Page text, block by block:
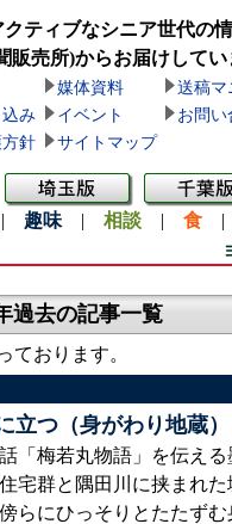
ティブなシニア世代の
販売所)からお届けしてい
媒体資料
送稿マ
み
イベント
お問い
針
サイトマップ
趣味 | 相談 | 食
過去の記事一覧
おります。
立つ（身がわり地蔵）
「梅若丸物語」を伝え
宅群と隅田川に挟まれ
らにひっそりとたたず